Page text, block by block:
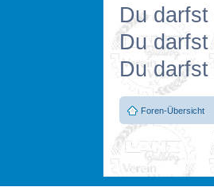
Du
Du
Du darfst
Foren-Übersicht